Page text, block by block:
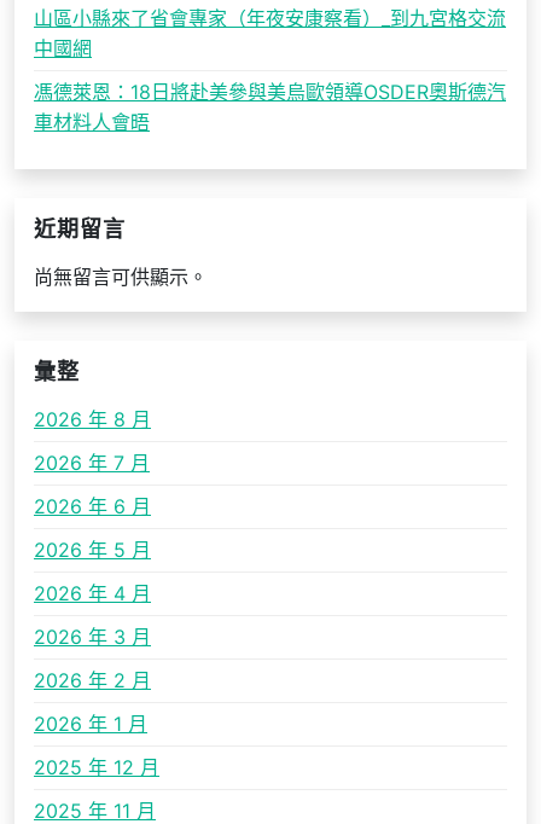
山區小縣來了省會專家（年夜安康察看）_到九宮格交流
中國網
馮德萊恩：18日將赴美參與美烏歐領導OSDER奧斯德汽
車材料人會晤
近期留言
尚無留言可供顯示。
彙整
2026 年 8 月
2026 年 7 月
2026 年 6 月
2026 年 5 月
2026 年 4 月
2026 年 3 月
2026 年 2 月
2026 年 1 月
2025 年 12 月
2025 年 11 月